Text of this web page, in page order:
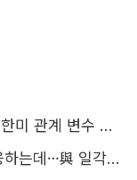
쿠팡 두둔 美 의원들, 정통망법 항의…한미 관계 변수 될까
[주간政談<상>] 부동산 세재개편 호응하는데…與 일각의 속내